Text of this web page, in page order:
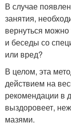
В случае
занятия,
вернуться
и беседы со
или вред?
В целом, эта
действием на
рекомендации в
выздоровеет,
мазями.